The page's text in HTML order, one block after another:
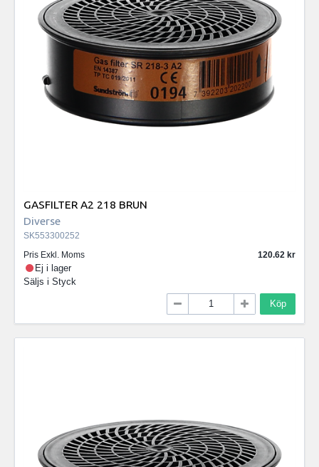
GASFILTER A2 218 BRUN
Diverse
SK553300252
Pris Exkl. Moms
120.62
Ej i lager
Säljs i Styck
Köp